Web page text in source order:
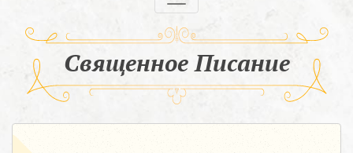
Священное Писание